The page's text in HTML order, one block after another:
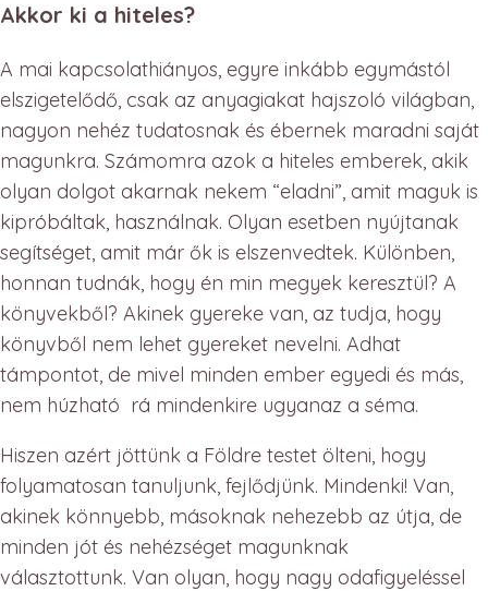
Akkor ki a hiteles?
A mai kapcsolathiányos, egyre inkább egymástól
elszigetelődő, csak az anyagiakat hajszoló világban,
nagyon nehéz tudatosnak és ébernek maradni saját
magunkra. Számomra azok a hiteles emberek, akik
olyan dolgot akarnak nekem “eladni”, amit maguk is
kipróbáltak, használnak. Olyan esetben nyújtanak
segítséget, amit már ők is elszenvedtek. Különben,
honnan tudnák, hogy én min megyek keresztül? A
könyvekből? Akinek gyereke van, az tudja, hogy
könyvből nem lehet gyereket nevelni. Adhat
támpontot, de mivel minden ember egyedi és más,
nem húzható rá mindenkire ugyanaz a séma.
Hiszen azért jöttünk a Földre testet ölteni, hogy
folyamatosan tanuljunk, fejlődjünk. Mindenki! Van,
akinek könnyebb, másoknak nehezebb az útja, de
minden jót és nehézséget magunknak
választottunk. Van olyan, hogy nagy odafigyeléssel